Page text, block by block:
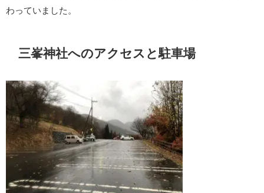
わっていました。
三峯神社へのアクセスと駐車場